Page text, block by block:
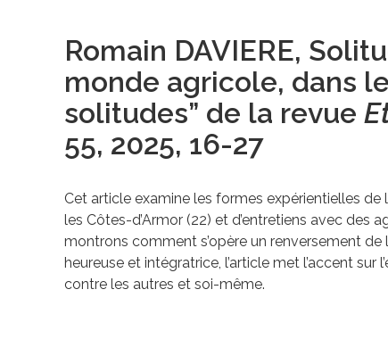
Romain DAVIERE,
monde agricole, dans
solitudes” de la revue
55, 2025, 16-27
Cet article examine les formes expérientielles
les Côtes-d’Armor (22) et d’entretiens avec des
montrons comment s’opère un renversement
heureuse et intégratrice, l’article met l’accent
contre les autres et soi-même.